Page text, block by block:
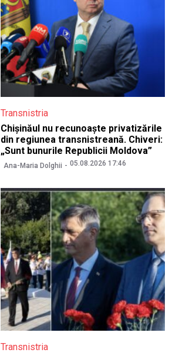
Transnistria
Chișinăul nu recunoaște privatizările
din regiunea transnistreană. Chiveri:
„Sunt bunurile Republicii Moldova”
Ana-Maria Dolghii 05.08.2026 17:46
Transnistria